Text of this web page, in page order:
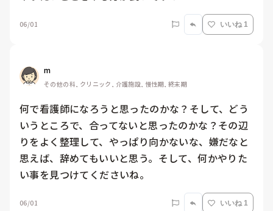
06/01 いいね 1
m
その他の科, クリニック, 介護施設, 慢性期, 終末期
何で看護師になろうと思ったのかな？そして、どう
いうところで、合ってないと思ったのかな？その辺
りをよく整理して、やっぱり向かないな、嫌だなと
思えば、辞めてもいいと思う。そして、何かやりた
い事を見つけてくださいね。
06/01 いいね 1